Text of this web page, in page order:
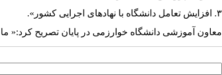
۳. افزایش تعامل دانشگاه با نهادهای اجرایی کشور».
معاون آموزشی دانشگاه خوارزمی در پایان تصریح کرد:«